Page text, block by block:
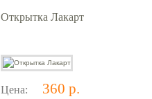
Открытка Лакарт
Цена: 360 р.